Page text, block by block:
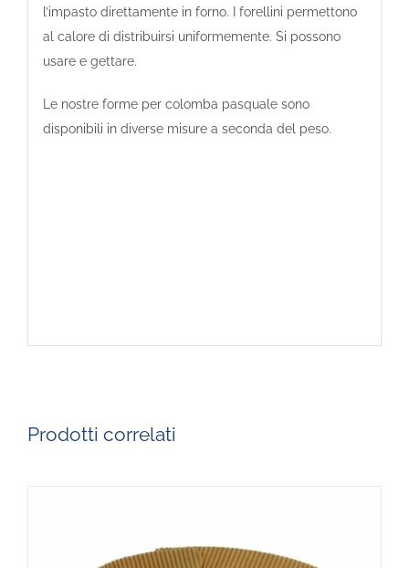
l’impasto direttamente in forno. I forellini permettono
al calore di distribuirsi uniformemente. Si possono
usare e gettare.
Le nostre forme per colomba pasquale sono
disponibili in diverse misure a seconda del peso.
Prodotti correlati